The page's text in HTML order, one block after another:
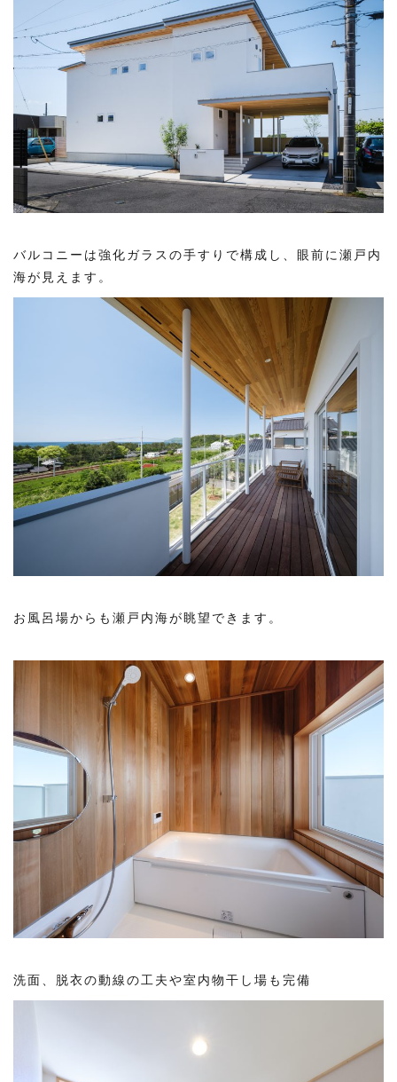
バルコニーは強化ガラスの手すりで構成し、眼前に瀬戸内
海が見えます。
お風呂場からも瀬戸内海が眺望できます。
洗面、脱衣の動線の工夫や室内物干し場も完備